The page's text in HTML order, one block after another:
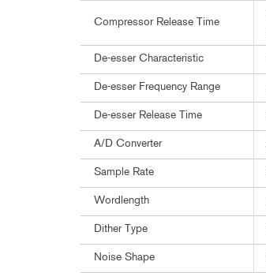
Compressor Release Time
De-esser Characteristic
De-esser Frequency Range
De-esser Release Time
A/D Converter
Sample Rate
Wordlength
Dither Type
Noise Shape